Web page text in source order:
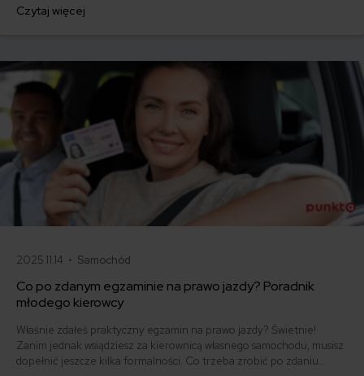
ofertę lub zdecydowałeś się sprzedać samochód w trakcie trwania
Czytaj więcej
2025.11.14 • Samochód
Co po zdanym egzaminie na prawo jazdy? Poradnik
młodego kierowcy
Właśnie zdałeś praktyczny egzamin na prawo jazdy? Świetnie!
Zanim jednak wsiądziesz za kierownicą własnego samochodu, musisz
dopełnić jeszcze kilka formalności. Co trzeba zrobić po zdaniu